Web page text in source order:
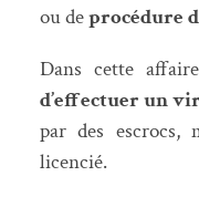
ou deprocédure
Dans cette
d’effectuer un
par des
licencié.